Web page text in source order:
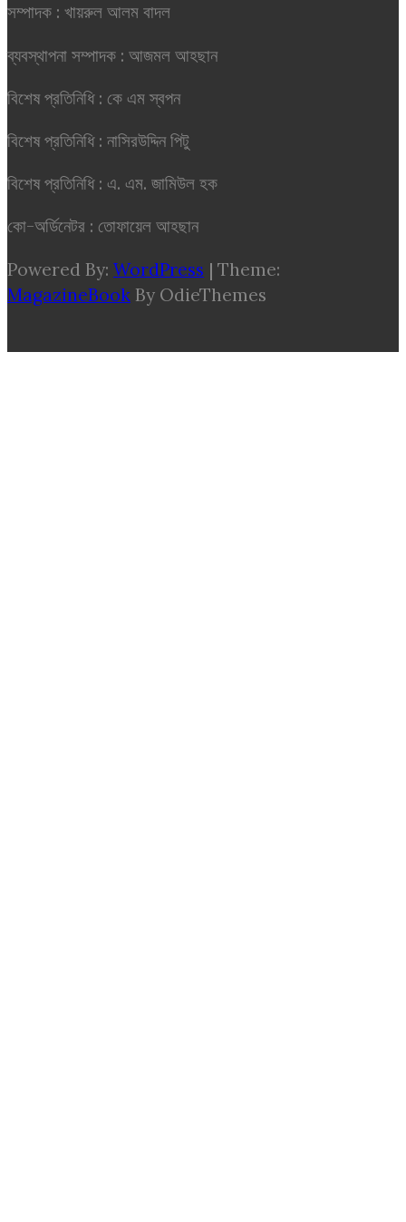
সম্পাদক : খায়রুল আলম বাদল
ব্যবস্থাপনা সম্পাদক : আজমল আহছান
বিশেষ প্রতিনিধি : কে এম স্বপন
বিশেষ প্রতিনিধি : নাসিরউদ্দিন পিটু
বিশেষ প্রতিনিধি : এ. এম. জামিউল হক
কো-অর্ডিনেটর : তোফায়েল আহছান
Powered By: WordPress | Theme:
MagazineBook By OdieThemes